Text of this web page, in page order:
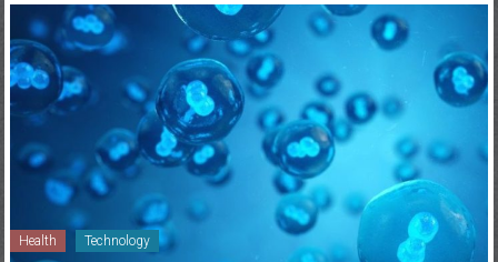
Health Technology